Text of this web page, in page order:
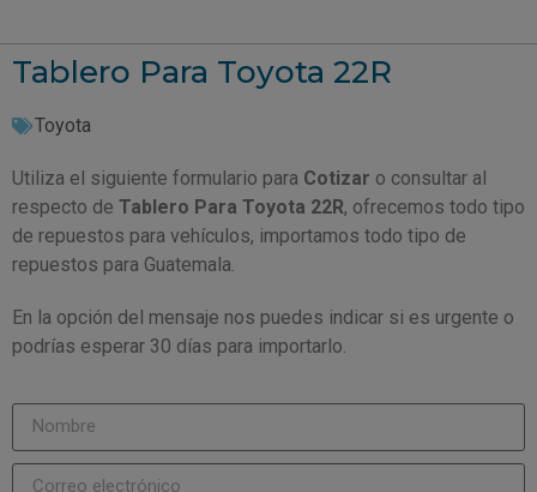
Tablero Para Toyota 22R
Toyota
Utiliza el siguiente formulario para Cotizar o consultar al
respecto de Tablero Para Toyota 22R, ofrecemos todo tipo
de repuestos para vehículos, importamos todo tipo de
repuestos para Guatemala.
En la opción del mensaje nos puedes indicar si es urgente o
podrías esperar 30 días para importarlo.